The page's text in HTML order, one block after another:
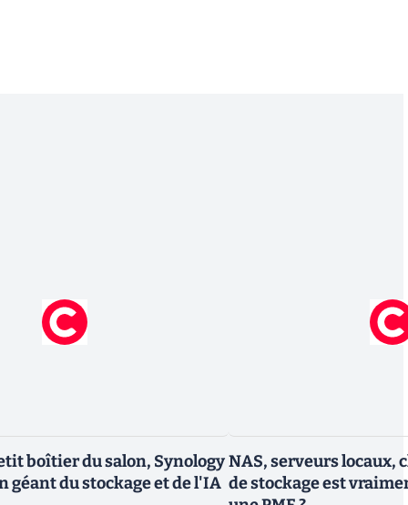
boîtier du salon, Synology
géant du stockage et de l'IA
NAS, serveurs locaux,
de stockage est